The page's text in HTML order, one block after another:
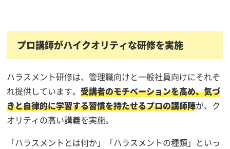
プロ講師がハイクオリティな研修を実施
ハラスメント研修は、管理職向けと一般社員向けにそれぞ
れ提供しています。受講者のモチベーションを高め、気づ
きと自律的に学習する習慣を持たせるプロの講師陣が、ク
オリティの高い講義を実施。
「ハラスメントとは何か」「ハラスメントの種類」といっ